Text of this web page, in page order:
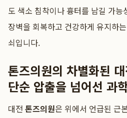
도 색소 침착이나 흉터를 남길 가
장벽을 회복하고 건강하게 유지하
쇠입니다.
톤즈의원의 차별화된
단순 압출을 넘어선 과
대전 톤즈의원은 위에서 언급된 근